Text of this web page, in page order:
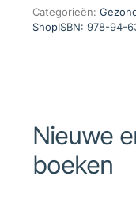
Categorieën:
ShopISBN: 978-94-
Nieuwe
boeken